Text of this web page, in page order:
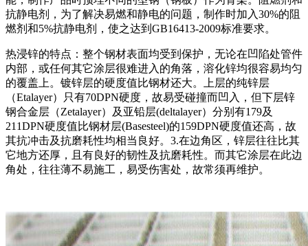
抗静电剂，为了解决易燃和静电的问题，制作时加入30%的阻
燃剂和5%抗静电剂，使之达到GB16413-2009标准要求。
热浸锌的特点：整个钢材表面均受到保护，无论在凹陷处管件
内部，或任何其它涂层很难进入的角落，溶化锌均很容易均匀
的覆盖上。镀锌层的硬度值比钢材还大。上层的纯锌层
（Etalayer）只有70DPN硬度，故易受碰撞而凹入，但下层锌
钢合金层（Zetalayer）及亚铅层(deltalayer）分别有179及
211DPN硬度值比钢材层(Basesteel)的159DPN硬度值还高，故
其抗冲击及抗磨耗性均相当良好。3.在边角区，锌层往往比其
它地方还厚，且有良好的韧性及抗磨耗性。而其它涂层在此边
角处，往往薄不易施工，易受伤害处，故常须再维护。